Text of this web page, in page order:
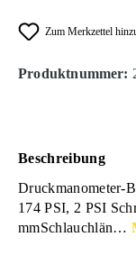
Zum Merkzettel
Produktnummer:
Beschreibung
Druckmanometer-
174 PSI, 2 PSI
mmSchlauchlän…